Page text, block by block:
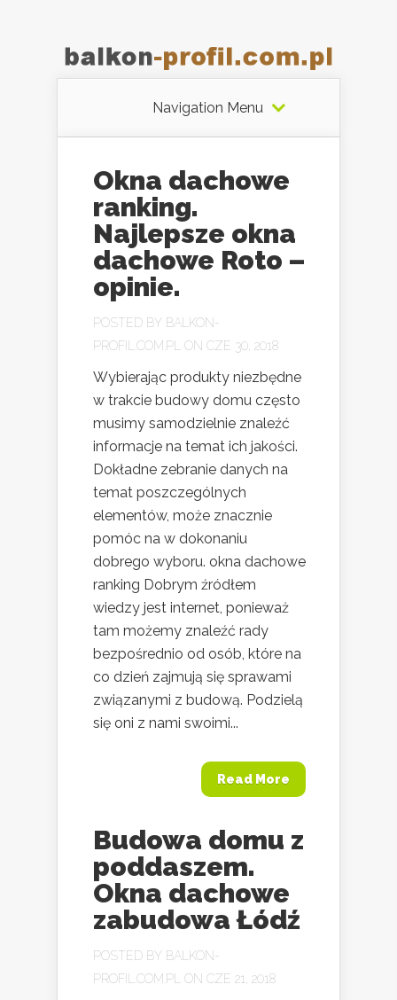
Navigation Menu
Okna dachowe
ranking.
Najlepsze okna
dachowe Roto –
opinie.
POSTED BY BALKON-
PROFIL.COM.PL
ON CZE 30, 2018
Wybierając produkty niezbędne
w trakcie budowy domu często
musimy samodzielnie znaleźć
informacje na temat ich jakości.
Dokładne zebranie danych na
temat poszczególnych
elementów, może znacznie
pomóc na w dokonaniu
dobrego wyboru. okna dachowe
ranking Dobrym źródłem
wiedzy jest internet, ponieważ
tam możemy znaleźć rady
bezpośrednio od osób, które na
co dzień zajmują się sprawami
związanymi z budową. Podzielą
się oni z nami swoimi...
Read More
Budowa domu z
poddaszem.
Okna dachowe
zabudowa Łódź
POSTED BY BALKON-
PROFIL.COM.PL
ON CZE 21, 2018